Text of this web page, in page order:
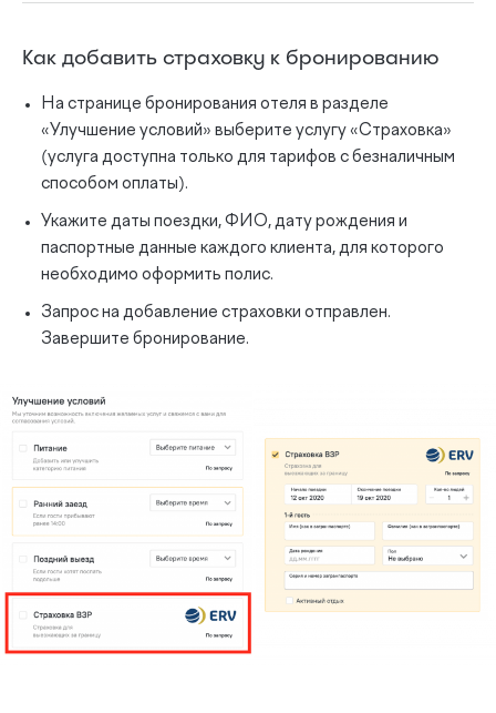
Как добавить страховку к бронированию
На странице бронирования отеля в разделе
«Улучшение условий» выберите услугу «Страховка»
(услуга доступна только для тарифов с безналичным
способом оплаты).
Укажите даты поездки, ФИО, дату рождения и
паспортные данные каждого клиента, для которого
необходимо оформить полис.
Запрос на добавление страховки отправлен.
Завершите бронирование.